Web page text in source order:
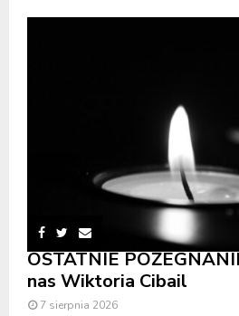
OSTATNIE
nas Wiktoria Cibail
7 sierpnia 2026